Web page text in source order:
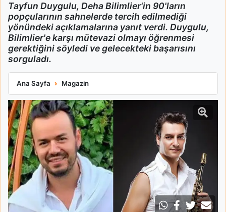
Tayfun Duygulu, Deha Bilimlier'in 90'ların
popçularının sahnelerde tercih edilmediği
yönündeki açıklamalarına yanıt verdi. Duygulu,
Bilimlier'e karşı mütevazi olmayı öğrenmesi
gerektiğini söyledi ve gelecekteki başarısını
sorguladı.
Ana Sayfa Magazin
Tayfun Duygulu, Deha Bilimlier'e Sert Tepki Gösterdi!